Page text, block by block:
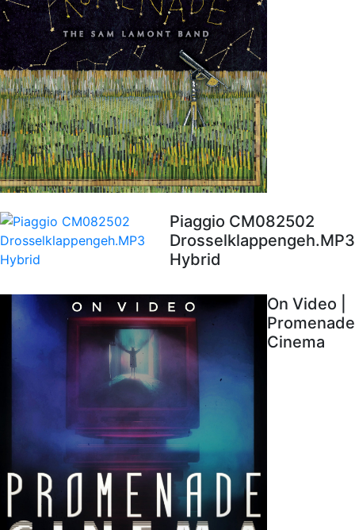
Piaggio CM082502
Drosselklappengeh.MP3
Hybrid
On Video |
Promenade
Cinema